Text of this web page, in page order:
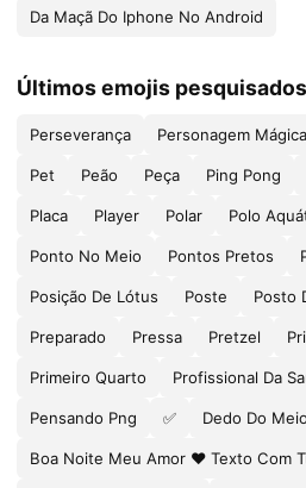
Da Maçã Do Iphone No Android
Últimos emojis pesquisados
Perseverança Personagem Mágica
Pet Peão Peça Ping Pong
Placa Player Polar Polo
Ponto No Meio Pontos Pretos
Posição De Lótus Poste Posto
Preparado Pressa Pretzel
Primeiro Quarto Profissional Da
Pensando Png ✅ Dedo Do Meio
Boa Noite Meu Amor ❤ Texto Com